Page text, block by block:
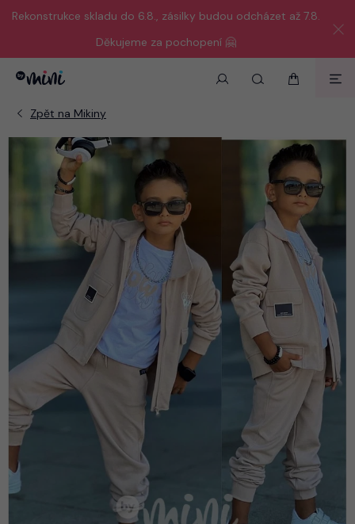
Rekonstrukce skladu do 6.8., zásilky budou odcházet až 7.8.
Děkujeme za pochopení 🤗